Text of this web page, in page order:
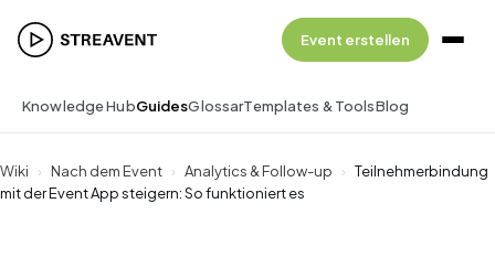
Event erstellen
Knowledge HubGuidesGlossarTemplates & ToolsBlog
Wiki › Nach dem Event › Analytics & Follow-up › Teilnehmerbindung
mit der Event App steigern: So funktioniert es